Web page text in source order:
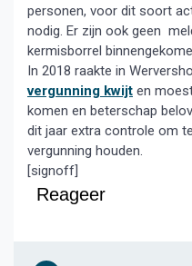
personen, voor dit soort
nodig. Er zijn ook geen
kermisborrel
In 2018 raakte in
vergunning kwijt en
komen en beterschap
dit jaar extra controle om
vergunning houden.
[signoff]
Reageer